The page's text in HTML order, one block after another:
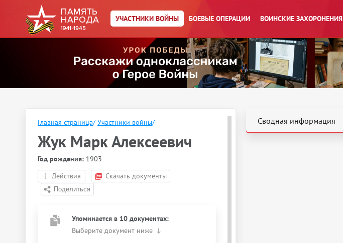
УЧАСТНИКИ ВОЙНЫ БОЕВЫЕ ОПЕРАЦИИ ВОИНСКИЕ ЗАХОРОНЕНИЯ
Главная страница/ Участники войны/
Жук Марк Алексеевич
Год рождения: 1903
Действия
Скачать документы
Упоминается в 10 документах:
Выберите документ ниже
Сводная информация